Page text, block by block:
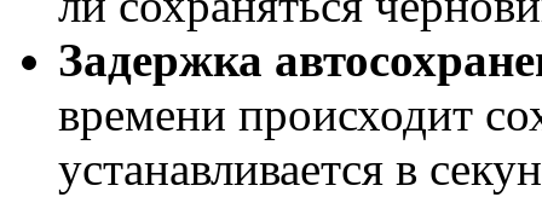
Задержка
времени происходит
устанавливается в